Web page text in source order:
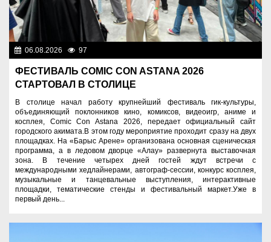
06.08.2026 97
ФЕСТИВАЛЬ COMIC CON ASTANA 2026
СТАРТОВАЛ В СТОЛИЦЕ
В столице начал работу крупнейший фестиваль гик-культуры,
объединяющий поклонников кино, комиксов, видеоигр, аниме и
косплея, Comic Con Astana 2026, передает официальный сайт
городского акимата.В этом году мероприятие проходит сразу на двух
площадках. На «Барыс Арене» организована основная сценическая
программа, а в ледовом дворце «Алау» развернута выставочная
зона. В течение четырех дней гостей ждут встречи с
международными хедлайнерами, автограф-сессии, конкурс косплея,
музыкальные и танцевальные выступления, интерактивные
площадки, тематические стенды и фестивальный маркет.Уже в
первый день...